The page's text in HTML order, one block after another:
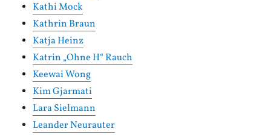
Kathi Mock
Kathrin Braun
Katja Heinz
Katrin „Ohne H“ Rauch
Keewai Wong
Kim Gjarmati
Lara Sielmann
Leander Neurauter